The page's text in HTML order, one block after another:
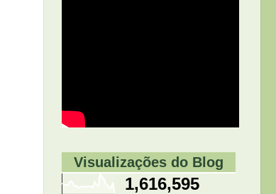
Visualizações do Blog
1,616,595